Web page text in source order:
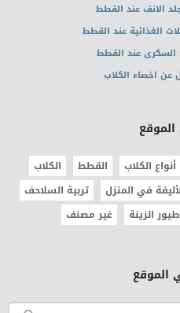
الانف عند القطط
الغذائية عند القطط
عند القطط
عن اخصاء الكلاب
أنواع الكلاب القطط
الكلاب
في المنزل
تربية السلاحف
الزينة غير مصنف
الموقع